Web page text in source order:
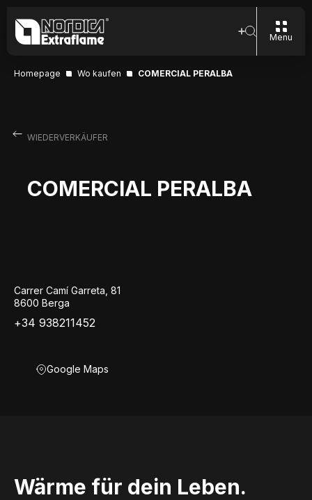
Menu
Homepage Wo kaufen COMERCIAL PERALBA
WIEDERVERKÄUFER
COMERCIAL PERALBA
Carrer Camí Garreta, 81
8600 Berga
+34 938211452
Google Maps
Wärme für dein Leben.